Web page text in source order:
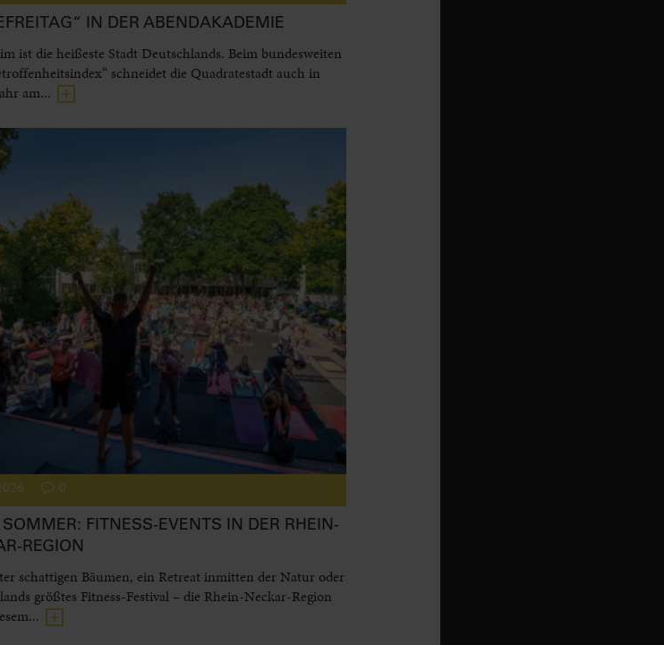
IN DER ABENDAKADEMIE
ist die heißeste Stadt Deutschlands. Beim bundesweiten
schneidet die Quadratestadt auch in
am...
0
FITNESS-EVENTS IN DER RHEIN-
REGION
schattigen Bäumen, ein Retreat inmitten der Natur oder
größtes Fitness-Festival – die Rhein-Neckar-Region